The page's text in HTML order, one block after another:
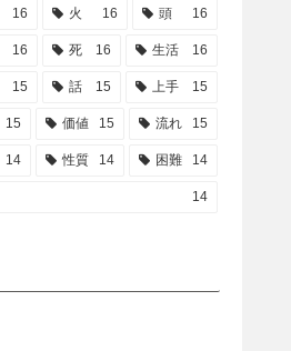
16 火 16 頭 16
16 死 16 生活 16
15 話 15 上手 15
15 価値 15 流れ 15
14 性質 14 困難 14
14